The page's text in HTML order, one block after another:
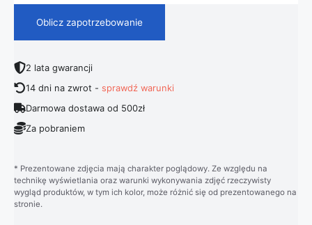
Oblicz zapotrzebowanie
2 lata gwarancji
14 dni na zwrot -sprawdź warunki
Darmowa dostawa od 500zł
Za pobraniem
* Prezentowane zdjęcia mają charakter poglądowy. Ze względu na
technikę wyświetlania oraz warunki wykonywania zdjęć rzeczywisty
wygląd produktów, w tym ich kolor, może różnić się od prezentowanego na
stronie.